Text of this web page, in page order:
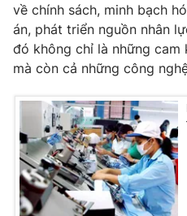
Chuyên mục khác
Emagazine
Photo
Video
VTV Money
về chính sách, minh bạch
án, phát triển nguồn nhân
đó không chỉ là những
mà còn cả những công